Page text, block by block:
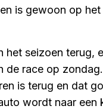
is gewoon op
het seizoen terug,
de race op
is terug en dat
wordt naar een